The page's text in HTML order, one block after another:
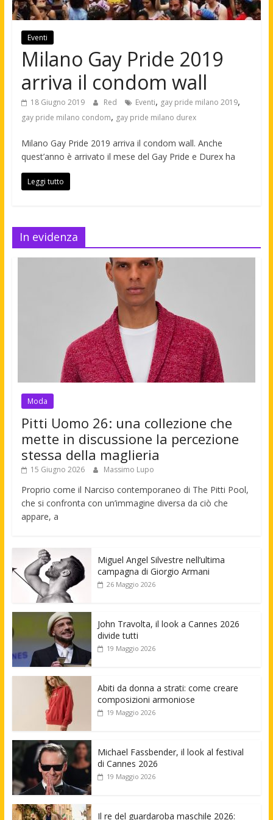
Eventi
Milano Gay Pride 2019
arriva il condom wall
18 Giugno 2019 Red Eventi, gay pride milano 2019,
gay pride milano condom, gay pride milano durex
Milano Gay Pride 2019 arriva il condom wall. Anche
quest’anno è arrivato il mese del Gay Pride e Durex ha
Leggi tutto
In evidenza
Moda
Pitti Uomo 26: una collezione che
mette in discussione la percezione
stessa della maglieria
15 Giugno 2026 Massimo Lupo
Proprio come il Narciso contemporaneo di The Pitti Pool,
che si confronta con un’immagine diversa da ciò che
appare, a
Miguel Angel Silvestre nell’ultima
campagna di Giorgio Armani
26 Maggio 2026
John Travolta, il look a Cannes 2026
divide tutti
19 Maggio 2026
Abiti da donna a strati: come creare
composizioni armoniose
19 Maggio 2026
Michael Fassbender, il look al festival
di Cannes 2026
19 Maggio 2026
Il re del guardaroba maschile 2026: